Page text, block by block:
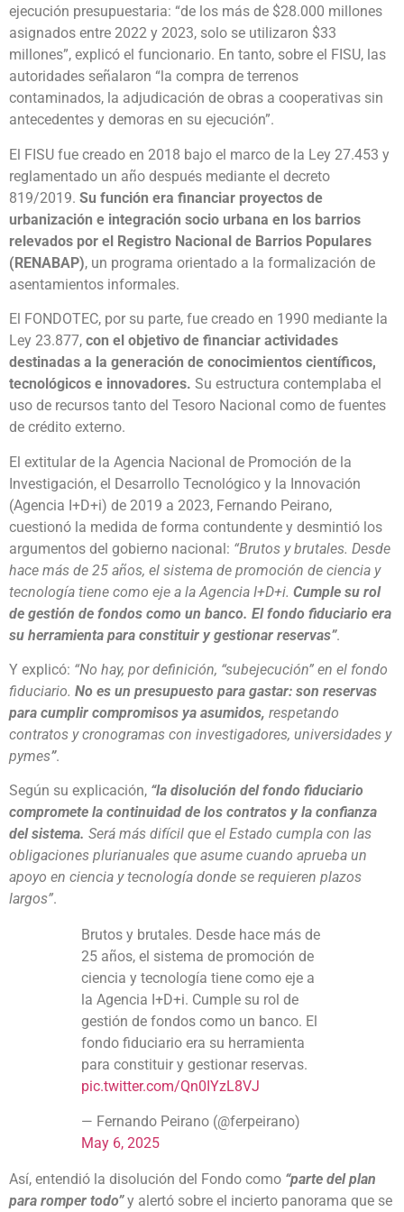
ejecución presupuestaria: “de los más de $28.000 millones
asignados entre 2022 y 2023, solo se utilizaron $33
millones”, explicó el funcionario. En tanto, sobre el FISU, las
autoridades señalaron “la compra de terrenos
contaminados, la adjudicación de obras a cooperativas sin
antecedentes y demoras en su ejecución”.
El FISU fue creado en 2018 bajo el marco de la Ley 27.453 y
reglamentado un año después mediante el decreto
819/2019. Su función era financiar proyectos de
urbanización e integración socio urbana en los barrios
relevados por el Registro Nacional de Barrios Populares
(RENABAP), un programa orientado a la formalización de
asentamientos informales.
El FONDOTEC, por su parte, fue creado en 1990 mediante la
Ley 23.877, con el objetivo de financiar actividades
destinadas a la generación de conocimientos científicos,
tecnológicos e innovadores. Su estructura contemplaba el
uso de recursos tanto del Tesoro Nacional como de fuentes
de crédito externo.
El extitular de la Agencia Nacional de Promoción de la
Investigación, el Desarrollo Tecnológico y la Innovación
(Agencia I+D+i) de 2019 a 2023, Fernando Peirano,
cuestionó la medida de forma contundente y desmintió los
argumentos del gobierno nacional: “Brutos y brutales. Desde
hace más de 25 años, el sistema de promoción de ciencia y
tecnología tiene como eje a la Agencia I+D+i. Cumple su rol
de gestión de fondos como un banco. El fondo fiduciario era
su herramienta para constituir y gestionar reservas”.
Y explicó: “No hay, por definición, “subejecución” en el fondo
fiduciario. No es un presupuesto para gastar: son reservas
para cumplir compromisos ya asumidos, respetando
contratos y cronogramas con investigadores, universidades y
pymes”.
Según su explicación, “la disolución del fondo fiduciario
compromete la continuidad de los contratos y la confianza
del sistema. Será más difícil que el Estado cumpla con las
obligaciones plurianuales que asume cuando aprueba un
apoyo en ciencia y tecnología donde se requieren plazos
largos”.
Brutos y brutales. Desde hace más de
25 años, el sistema de promoción de
ciencia y tecnología tiene como eje a
la Agencia I+D+i. Cumple su rol de
gestión de fondos como un banco. El
fondo fiduciario era su herramienta
para constituir y gestionar reservas.
pic.twitter.com/Qn0IYzL8VJ
— Fernando Peirano (@ferpeirano)
May 6, 2025
Así, entendió la disolución del Fondo como “parte del plan
para romper todo”y alertó sobre el incierto panorama que se